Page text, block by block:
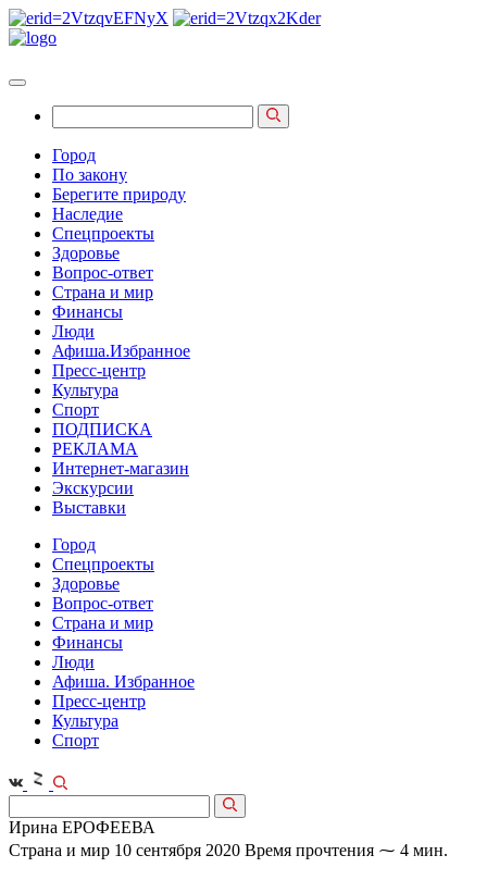
Город
По закону
Берегите природу
Наследие
Спецпроекты
Здоровье
Вопрос-ответ
Страна и мир
Финансы
Люди
Афиша.Избранное
Пресс-центр
Культура
Спорт
ПОДПИСКА
РЕКЛАМА
Интернет-магазин
Экскурсии
Выставки
Город
Спецпроекты
Здоровье
Вопрос-ответ
Страна и мир
Финансы
Люди
Афиша. Избранное
Пресс-центр
Культура
Спорт
Ирина ЕРОФЕЕВА
Страна и мир 10 сентября 2020 Время прочтения ⁓ 4 мин.